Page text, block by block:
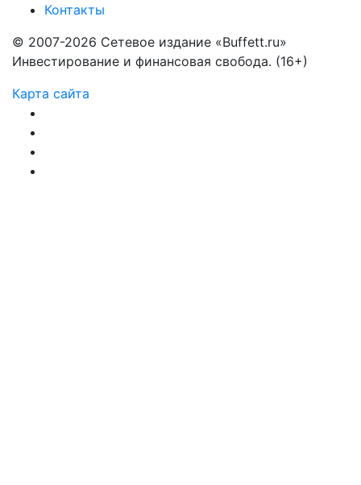
Контакты
© 2007-2026 Сетевое издание «Buffett.ru»
Инвестирование и финансовая свобода. (16+)
Карта сайта